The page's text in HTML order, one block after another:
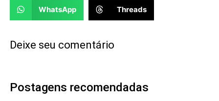
WhatsApp Threads
Deixe seu comentário
Postagens recomendadas